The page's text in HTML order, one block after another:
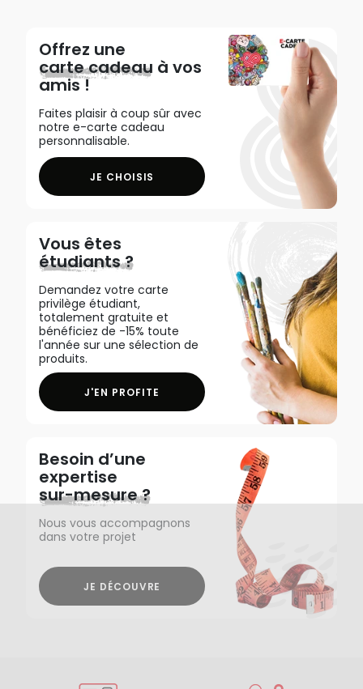
Offrez une
carte cadeau à vos
amis !
Faites plaisir à coup sûr avec
notre e-carte cadeau
personnalisable.
JE CHOISIS
Vous êtes
étudiants ?
Demandez votre carte
privilège étudiant,
totalement gratuite et
bénéficiez de -15% toute
l'année sur une sélection de
produits.
J'EN PROFITE
Besoin d’une
expertise
sur-mesure ?
Nous vous accompagnons
dans votre projet
JE DÉCOUVRE